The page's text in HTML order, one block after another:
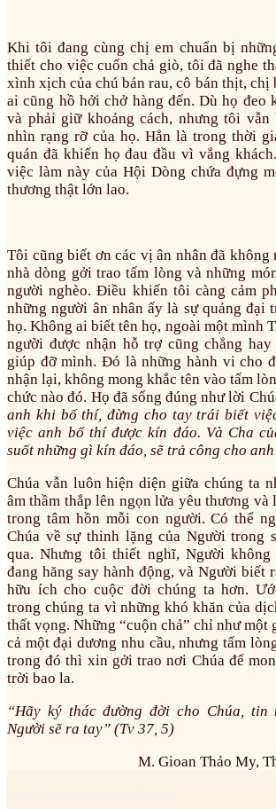
Khi tôi đang cùng chị em chuẩn bị
thiết cho việc cuốn chả giò, tôi đã nghe
xình xịch của chú bán rau, cô bán thịt,
ai cũng hồ hởi chở hàng đến. Dù họ đeo
và phải giữ khoảng cách, nhưng tôi vẫn
nhìn rạng rỡ của họ. Hẳn là trong thời
quán đã khiến họ đau đầu vì vắng
việc làm này của Hội Dòng chứa đựng
thương thật lớn lao.
Tôi cũng biết ơn các vị ân nhân đã không
nhà dòng gởi trao tấm lòng và những
người nghèo. Điều khiến tôi càng cảm
những người ân nhân ấy là sự quảng đại
họ. Không ai biết tên họ, ngoài một mình
người được nhận hỗ trợ cũng chẳng
giúp đỡ mình. Đó là những hành vi cho
nhận lại, không mong khắc tên vào tấm
chức nào đó. Họ đã sống đúng như lời
anh khi bố thí, đừng cho tay trái biết
việc anh bố thí được kín đáo. Và Cha
suốt những gì kín đáo, sẽ trả công cho
Chúa vẫn luôn hiện diện giữa chúng ta
âm thầm thắp lên ngọn lửa yêu thương và
trong tâm hồn mỗi con người. Có thể
Chúa về sự thinh lặng của Người trong
qua. Nhưng tôi thiết nghĩ, Người
đang hăng say hành động, và Người biết
hữu ích cho cuộc đời chúng ta hơn.
trong chúng ta vì những khó khăn của
thất vọng. Những “cuộn chả” chỉ như một
cả một đại dương nhu cầu, nhưng tấm
trong đó thì xin gởi trao nơi Chúa để
trời bao la.
“Hãy ký thác đường đời cho Chúa, tin
Người sẽ ra tay” (Tv 37, 5)
M. Gioan Thảo My,